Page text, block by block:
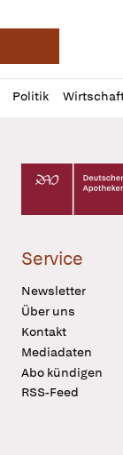
Deutsche
Politik
Profil
öffnen
Daz
Pur
Deutscher
Service
Newsletter
Über uns
Kontakt
Mediadaten
Abo kündigen
RSS-Feed